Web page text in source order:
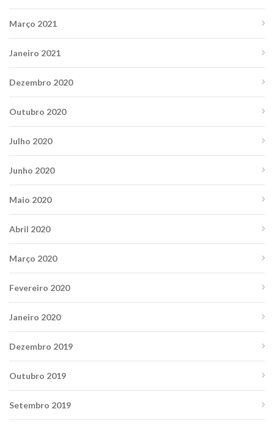
Março 2021
Janeiro 2021
Dezembro 2020
Outubro 2020
Julho 2020
Junho 2020
Maio 2020
Abril 2020
Março 2020
Fevereiro 2020
Janeiro 2020
Dezembro 2019
Outubro 2019
Setembro 2019